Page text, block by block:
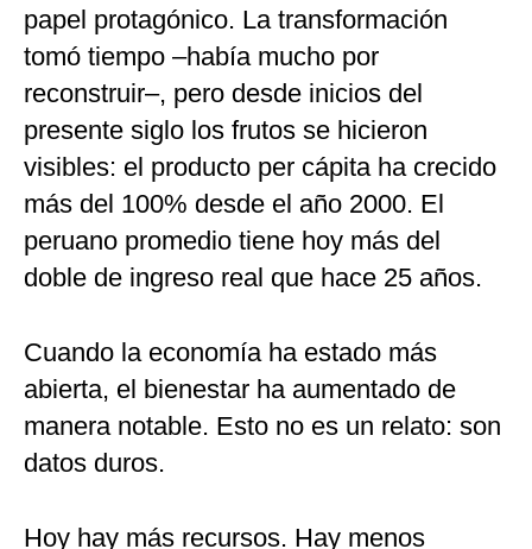
papel protagónico. La transformación
tomó tiempo –había mucho por
reconstruir–, pero desde inicios del
presente siglo los frutos se hicieron
visibles: el producto per cápita ha crecido
más del 100% desde el año 2000. El
peruano promedio tiene hoy más del
doble de ingreso real que hace 25 años.
Cuando la economía ha estado más
abierta, el bienestar ha aumentado de
manera notable. Esto no es un relato: son
datos duros.
Hoy hay más recursos. Hay menos